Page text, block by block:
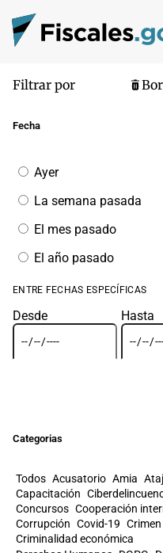
Filtrar por
Fecha
Filtrar
por
fecha
Ayer
La semana pasada
El mes pasado
El año pasado
ENTRE FECHAS ESPECÍFICAS
Desde Hasta
Categorias
Todos Acusatorio Amia
Capacitación
Concursos Cooperación
Corrupción Covid-19
Criminalidad económica